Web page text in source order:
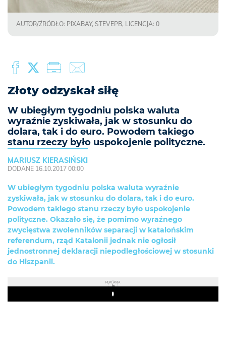
AUTOR/ŹRÓDŁO: PIXABAY, STEVEPB, LICENCJA: 0
Złoty odzyskał siłę
W ubiegłym tygodniu polska waluta
wyraźnie zyskiwała, jak w stosunku do
dolara, tak i do euro. Powodem takiego
stanu rzeczy było uspokojenie polityczne.
MARIUSZ KIERASIŃSKI
DODANE 16.10.2017 00:00
W ubiegłym tygodniu polska waluta wyraźnie
zyskiwała, jak w stosunku do dolara, tak i do euro.
Powodem takiego stanu rzeczy było uspokojenie
polityczne. Okazało się, że pomimo wyraźnego
zwycięstwa zwolenników separacji w katalońskim
referendum, rząd Katalonii jednak nie ogłosił
jednostronnej deklaracji niepodległościowej w stosunki
do Hiszpanii.
REKLAMA
Play